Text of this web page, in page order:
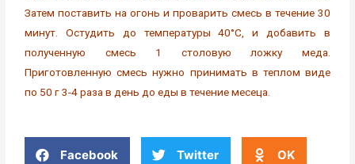
Затем поставить на огонь и проварить смесь в течение 30
минут. Остудить до температуры 40°С, и добавить в
полученную смесь 1 столовую ложку меда.
Приготовленную смесь нужно принимать в теплом виде
по 50 г 3-4 раза в день до еды в течение месеца.
Facebook Twitter OK